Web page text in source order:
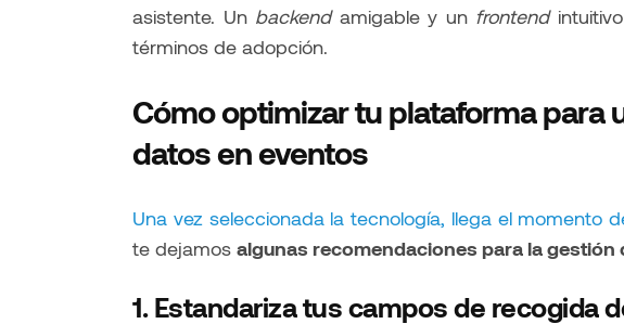
asistente. Un backend amigable y un frontend
términos de adopción.
Cómo optimizar tu plataforma para
datos en eventos
Una vez seleccionada la tecnología, llega el momento
te dejamos algunas recomendaciones para la gestión
1. Estandariza tus campos de recogida